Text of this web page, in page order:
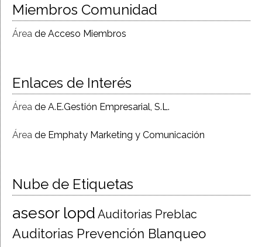
Miembros Comunidad
Área de Acceso Miembros
Enlaces de Interés
Área de A.E.Gestión Empresarial, S.L.
Área de Emphaty Marketing y Comunicación
Nube de Etiquetas
asesor lopd Auditorias Preblac
Auditorias Prevención Blanqueo